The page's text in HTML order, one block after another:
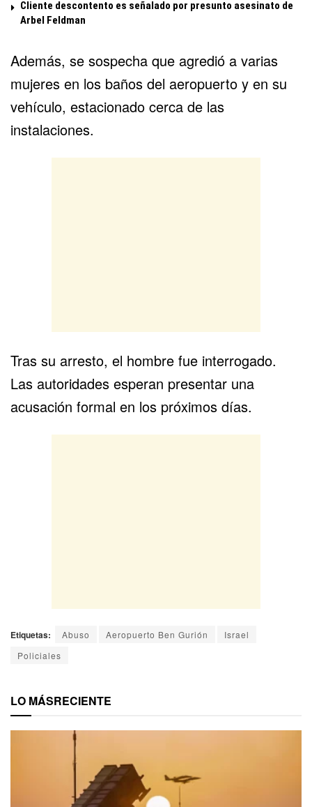
Cliente descontento es señalado por presunto asesinato de
Arbel Feldman
Además, se sospecha que agredió a varias
mujeres en los baños del aeropuerto y en su
vehículo, estacionado cerca de las
instalaciones.
Tras su arresto, el hombre fue interrogado.
Las autoridades esperan presentar una
acusación formal en los próximos días.
Etiquetas: Abuso Aeropuerto Ben Gurión
Israel
Policiales
LO MÁSRECIENTE